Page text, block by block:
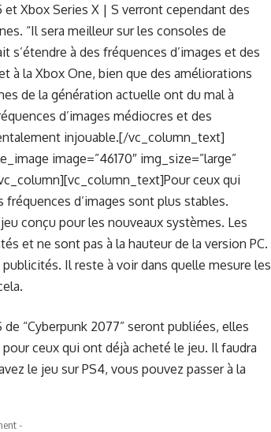
et Xbox Series X | S verront cependant des
“Il sera meilleur sur les consoles de
s’étendre à des fréquences d’images et des
à la Xbox One, bien que des améliorations
de la génération actuelle ont du mal à
d’images médiocres et des
injouable.[/vc_column_text]
image=”46170″ img_size=”large”
ceux qui
d’images sont plus stables.
conçu pour les nouveaux systèmes. Les
et ne sont pas à la hauteur de la version PC.
Il reste à voir dans quelle mesure les
“Cyberpunk 2077” seront publiées, elles
ceux qui ont déjà acheté le jeu. Il faudra
le jeu sur PS4, vous pouvez passer à la
-